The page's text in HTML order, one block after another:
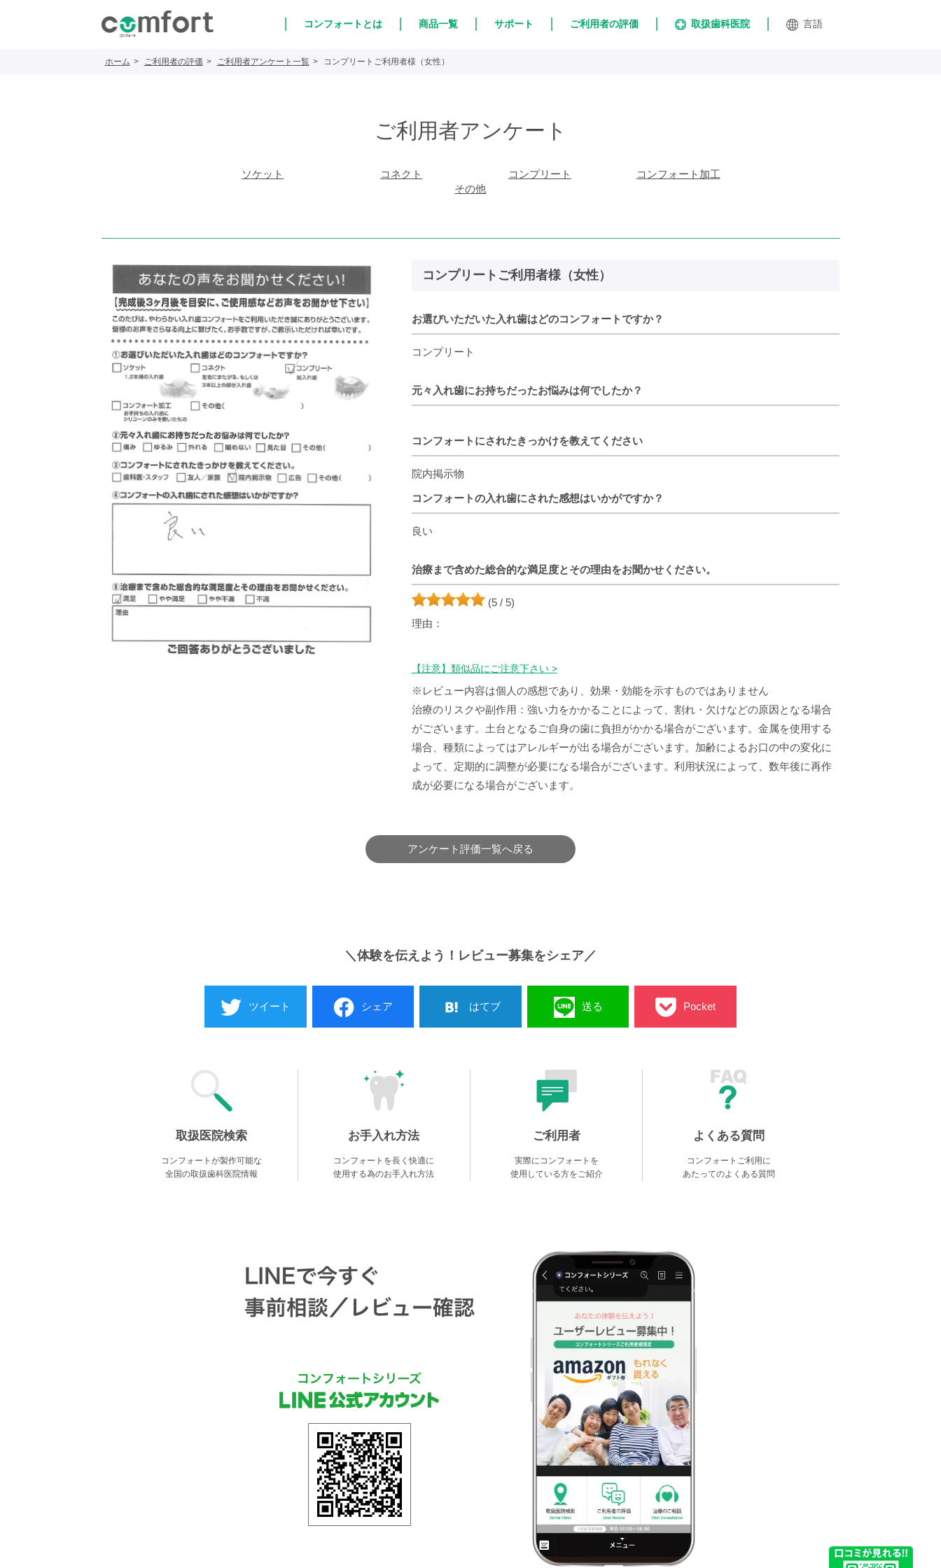
コンフォートとは 商品一覧 サポート ご利用者の評価 取扱歯科医院 言語
ホーム ご利用者の評価 ご利用者アンケート一覧 コンプリートご利用者様（女性）
ご利用者アンケート
ソケット コネクト コンプリート
コンフォート加工
その他
コンプリートご利用者様（女性）
お選びいただいた入れ歯はどのコンフォートですか？
コンプリート
元々入れ歯にお持ちだったお悩みは何でしたか？
コンフォートにされたきっかけを教えてください
院内掲示物
コンフォートの入れ歯にされた感想はいかがですか？
良い
治療まで含めた総合的な満足度とその理由をお聞かせください。
(5 / 5)
理由：
【注意】類似品にご注意下さい >
※レビュー内容は個人の感想であり、効果・効能を示すものではありません
治療のリスクや副作用：強い力をかかることによって、割れ・欠けなどの原因となる場合
がございます。土台となるご自身の歯に負担がかかる場合がございます。金属を使用する
場合、種類によってはアレルギーが出る場合がございます。加齢によるお口の中の変化に
よって、定期的に調整が必要になる場合がございます。利用状況によって、数年後に再作
成が必要になる場合がございます。
アンケート評価一覧へ戻る
＼体験を伝えよう！レビュー募集をシェア／
ツイート シェア はてブ 送る Pocket
取扱医院検索
コンフォートが製作可能な
全国の取扱歯科医院情報
お手入れ方法
コンフォートを長く快適に
使用する為のお手入れ方法
ご利用者
実際にコンフォートを
使用している方をご紹介
よくある質問
コンフォートご利用に
あたってのよくある質問